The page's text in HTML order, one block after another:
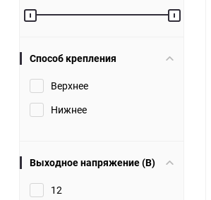
Способ крепления
Верхнее
Нижнее
Выходное напряжение (В)
12